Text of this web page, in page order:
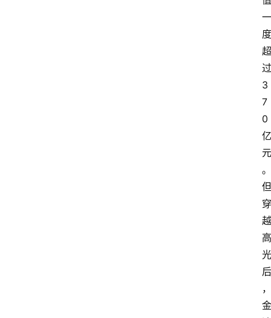
一
度
超
过
3
7
0
亿
元
。
但
穿
越
高
光
后
，
金